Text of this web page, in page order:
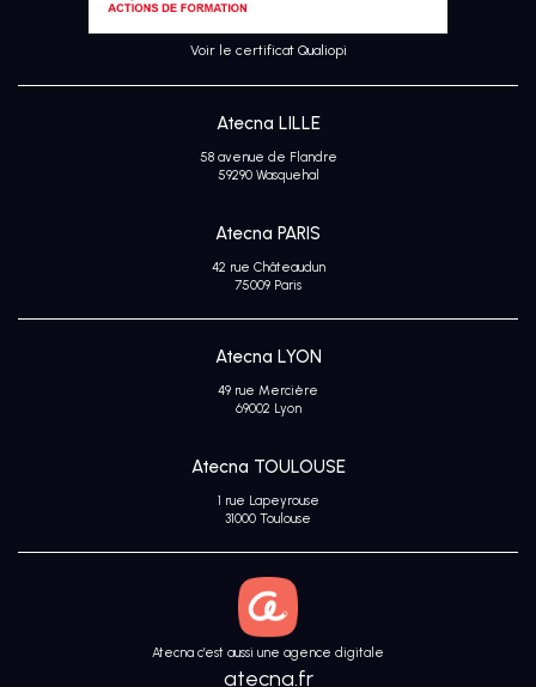
Avis
Voir le certificat Qualiopi
Atecna LILLE
58 avenue de Flandre
59290 Wasquehal
Atecna PARIS
42 rue Châteaudun
75009 Paris
Atecna LYON
49 rue Mercière
69002 Lyon
Atecna TOULOUSE
1 rue Lapeyrouse
31000 Toulouse
Atecna c’est aussi une agence digitale
atecna.fr